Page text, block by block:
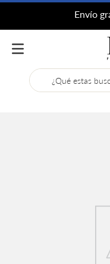
Envío
¿Qué estas